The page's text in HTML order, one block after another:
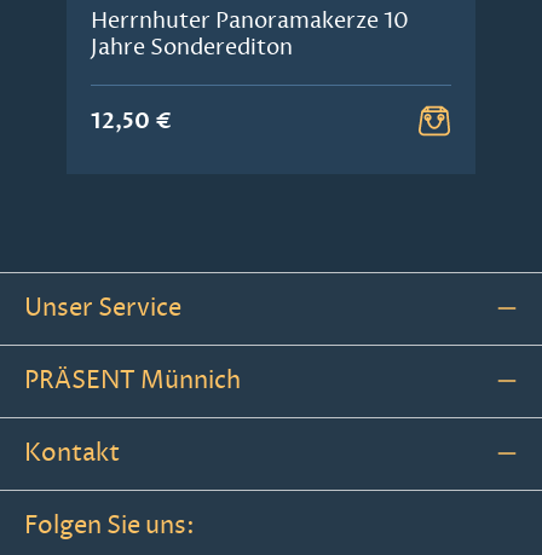
Herrnhuter Panoramakerze 10
Jahre Sonderediton
12,50 €
Unser Service
PRÄSENT Münnich
Kontakt
Folgen Sie uns: